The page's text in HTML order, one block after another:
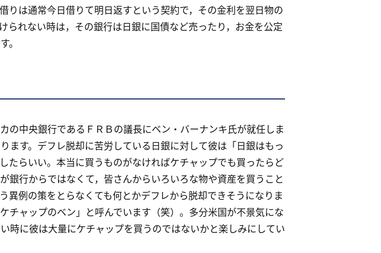
りは通常今日借りて明日返すという契約で，その金利を翌日物の
られない時は，その銀行は日銀に国債など売ったり，お金を公定
。
の中央銀行であるＦＲＢの議長にベン・バーナンキ氏が就任しま
ます。デフレ脱却に苦労している日銀に対して彼は「日銀はもっ
たらいい。本当に買うものがなければケチャップでも買ったらど
銀行からではなくて，皆さんからいろいろな物や資産を買うこと
異例の策をとらなくても何とかデフレから脱却できそうになりま
チャップのベン」と呼んでいます（笑）。多分米国が不景気にな
時に彼は大量にケチャップを買うのではないかと楽しみにしてい